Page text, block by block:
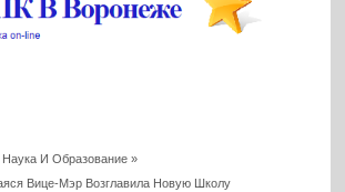
Наука И Образование»
Вице-Мэр Возглавила Новую Школу